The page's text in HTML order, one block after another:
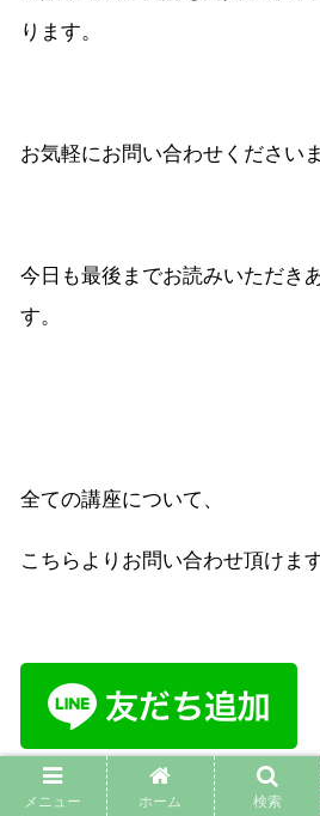
ります。
お気軽にお問い合わせくださいま
今日も最後までお読みいただき
す。
全ての講座について、
こちらよりお問い合わせ頂けま
メニュー ホーム 検索